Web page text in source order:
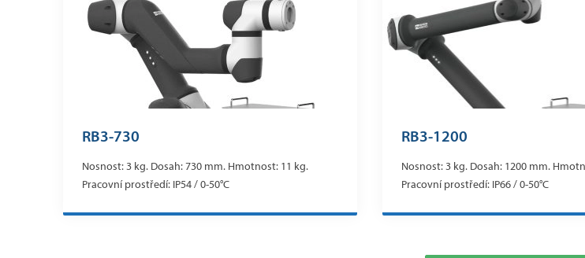
RB3-730
Nosnost: 3 kg. Dosah: 730 mm. Hmotnost: 11 kg.
Pracovní prostředí: IP54 / 0-50°C
RB3-1200
Nosnost: 3 kg. Dosah: 1200 mm.
Pracovní prostředí: IP66 / 0-50°C